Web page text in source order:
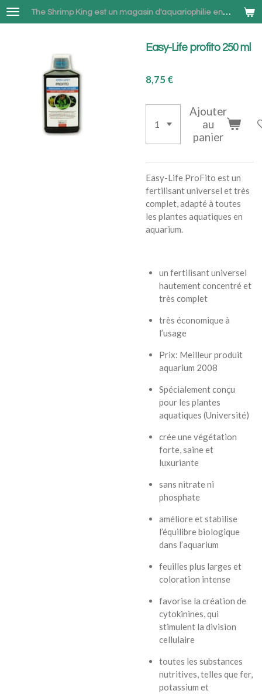
Passer
au
The Shrimp King est un magasin d'aquariophilie en ligne spécialisé dans la vente de Neocaridina et Betta combattant à Bruxelles
Easy-Life profito 250 ml
8,75 €
Ajouter
au
panier
Easy-Life ProFito est un
fertilisant universel et très
complet, adapté à toutes
les plantes aquatiques en
aquarium.
un fertilisant universel
hautement concentré et
très complet
très économique à
l’usage
Prix: Meilleur produit
aquarium 2008
Spécialement conçu
pour les plantes
aquatiques (Université)
crée une végétation
forte, saine et
luxuriante
sans nitrate ni
phosphate
améliore et stabilise
l’équilibre biologique
dans l’aquarium
feuilles plus larges et
coloration intense
favorise la création de
cytokinines, qui
stimulent la division
cellulaire
toutes les substances
nutritives, telles que fer,
potassium et